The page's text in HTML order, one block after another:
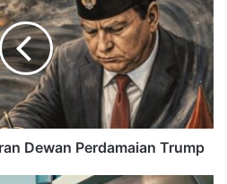
Dewan Perdamaian Trump